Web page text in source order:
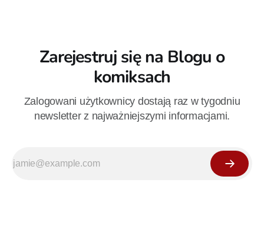
Zarejestruj się na Blogu o
komiksach
Zalogowani użytkownicy dostają raz w tygodniu
newsletter z najważniejszymi informacjami.